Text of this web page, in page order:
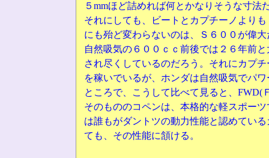
５mmほど詰めれば何とかなりそうな寸法
それにしても、ビートとカプチーノより
にも殆ど変わらないのは、Ｓ６００が偉
自然吸気の６００ｃｃ前後では２６年前
され尽くしているのだろう。それにカプ
を稼いでいるが、ホンダは自然吸気でパ
ところで、こうして比べて見ると、
そのもののコペンは、本格的な軽スポー
は誰もがダントツの動力性能と認めてい
ても、その性能に頷ける。